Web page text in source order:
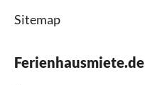
Sitemap
Ferienhausmiete.de